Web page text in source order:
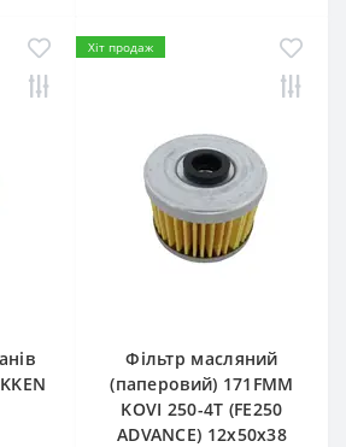
Хіт продаж
Фільтр масляний
(паперовий) 171FMM
KOVI 250-4T (FE250
ADVANCE) 12х50х38